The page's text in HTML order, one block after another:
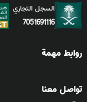
السجل التجاري
7051691116
روابط مهمة
تواصل معنا